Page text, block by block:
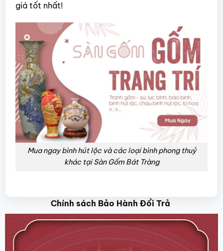
giá tốt nhất!
Mua ngay bình hút lộc và các loại bình phong thuỷ
khác tại Sàn Gốm Bát Tràng
Chính sách Bảo Hành Đổi Trả